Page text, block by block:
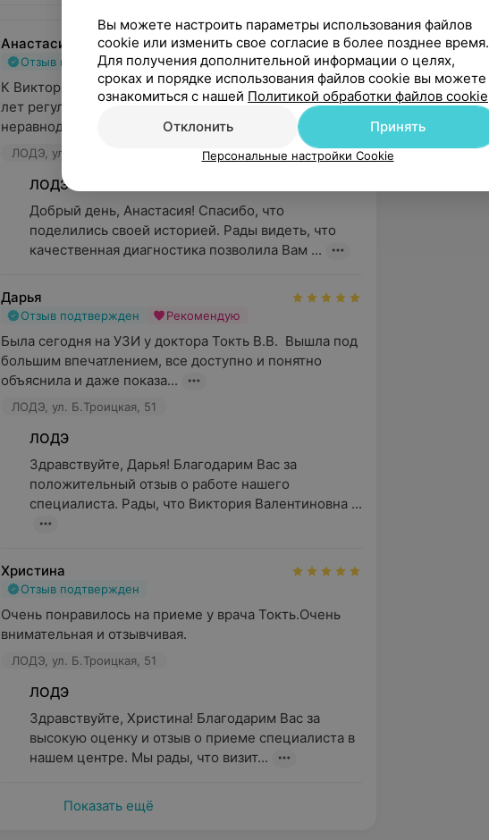
Анастасия
Отзыв подтвержден Рекомендую
К Виктории Валентиновне обращаюсь уже более двух
лет регулярно. Внимательная, добрая,
неравнодушная, спокойная и тактичн...
ЛОДЭ, ул. Б.Троицкая, 51
ЛОДЭ
Добрый день, Анастасия! Спасибо, что
поделились своей историей. Рады видеть, что
качественная диагностика позволила Вам ...
Дарья
Отзыв подтвержден Рекомендую
Была сегодня на УЗИ у доктора Токть В.В.  Вышла под
большим впечатлением, все доступно и понятно
объяснила и даже показа...
ЛОДЭ, ул. Б.Троицкая, 51
ЛОДЭ
Здравствуйте, Дарья! Благодарим Вас за
положительный отзыв о работе нашего
специалиста. Рады, что Виктория Валентиновна ...
Христина
Отзыв подтвержден
Очень понравилось на приеме у врача Токть.Очень
внимательная и отзывчивая.
ЛОДЭ, ул. Б.Троицкая, 51
ЛОДЭ
Здравствуйте, Христина! Благодарим Вас за
высокую оценку и отзыв о приеме специалиста в
нашем центре. Мы рады, что визит...
Показать ещё
Вы можете настроить параметры использования файлов
cookie или изменить свое согласие в более позднее время.
Для получения дополнительной информации о целях,
сроках и порядке использования файлов cookie вы можете
ознакомиться с нашей Политикой обработки файлов cookie
Отклонить
Принять
Персональные настройки Cookie